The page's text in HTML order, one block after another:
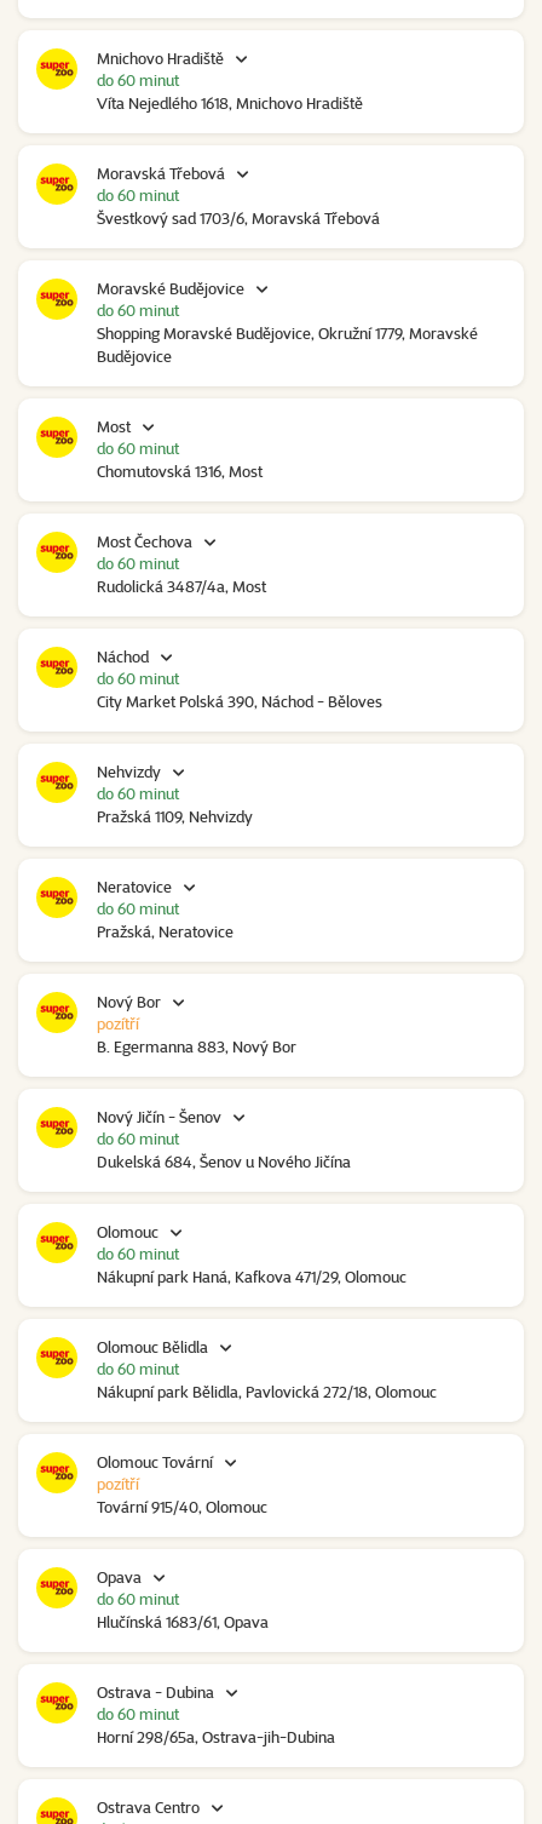
Mnichovo Hradiště
Víta Nejedlého 1618, Mnichovo Hradiště
do 60 minut
Moravská Třebová
Švestkový sad 1703/6, Moravská Třebová
do 60 minut
Moravské Budějovice
Shopping Moravské Budějovice, Okružní 1779, Moravské
Budějovice
do 60 minut
Most
Chomutovská 1316, Most
do 60 minut
Most Čechova
Rudolická 3487/4a, Most
do 60 minut
Náchod
City Market Polská 390, Náchod - Běloves
do 60 minut
Nehvizdy
Pražská 1109, Nehvizdy
do 60 minut
Neratovice
Pražská, Neratovice
do 60 minut
Nový Bor
B. Egermanna 883, Nový Bor
pozítří
Nový Jičín - Šenov
Dukelská 684, Šenov u Nového Jičína
do 60 minut
Olomouc
Nákupní park Haná, Kafkova 471/29, Olomouc
do 60 minut
Olomouc Bělidla
Nákupní park Bělidla, Pavlovická 272/18, Olomouc
do 60 minut
Olomouc Tovární
Tovární 915/40, Olomouc
pozítří
Opava
Hlučínská 1683/61, Opava
do 60 minut
Ostrava - Dubina
Horní 298/65a, Ostrava-jih-Dubina
do 60 minut
Ostrava Centro